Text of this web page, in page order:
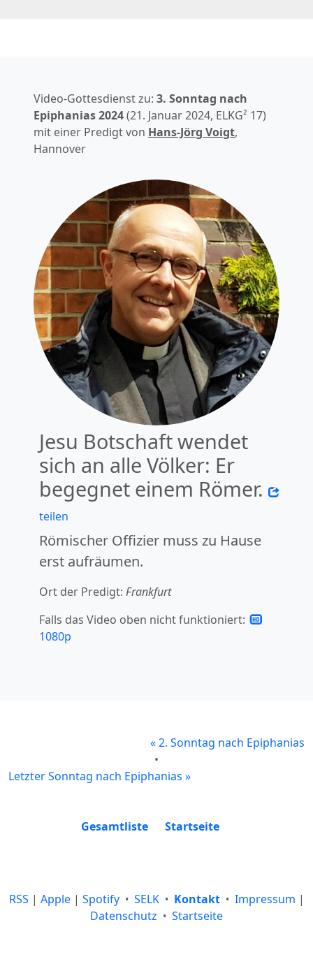
Video-Gottesdienst zu: 3. Sonntag nach
Epiphanias2024(21. Januar 2024, ELKG² 17)
mit einer Predigt von Hans-Jörg Voigt,
Hannover
Jesu Botschaft wendet
sich an alle Völker: Er
begegnet einem Römer.
teilen
Römischer Offizier muss zu Hause
erst aufräumen.
Ort der Predigt: Frankfurt
Falls das Video oben nicht funktioniert:
1080p
«2. Sonntag nach Epiphanias
•
Letzter Sonntag nach Epiphanias »
Gesamtliste Startseite
RSS | Apple| Spotify • SELK • Kontakt • Impressum |
Datenschutz • Startseite